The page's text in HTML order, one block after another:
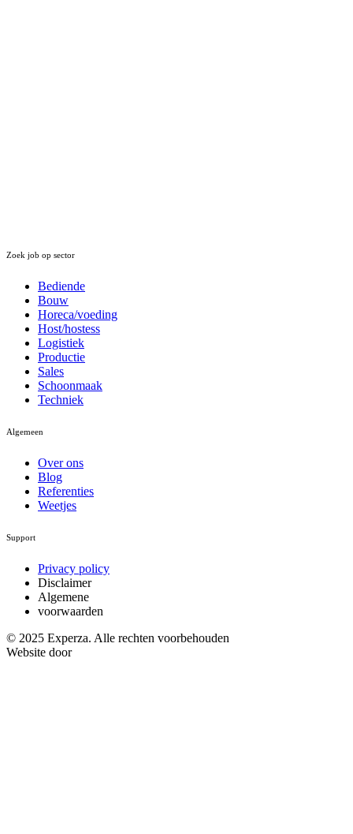
Zoek job op sector
Bediende
Bouw
Horeca/voeding
Host/hostess
Logistiek
Productie
Sales
Schoonmaak
Techniek
Algemeen
Over ons
Blog
Referenties
Weetjes
Support
Privacy policy
Disclaimer
Algemene
voorwaarden
© 2025 Experza. Alle rechten voorbehouden
Website door